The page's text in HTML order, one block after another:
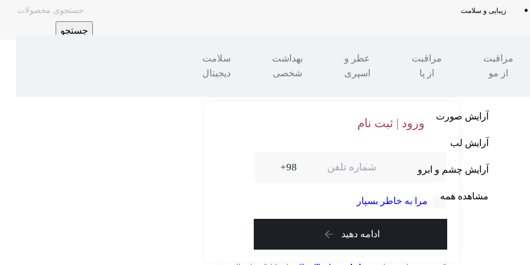
جستجو
زیبایی و سلامت
مراقبت
از مو
مراقبت
از پا
عطر و
اسپری
بهداشت
شخصی
سلامت
دیجیتال
آرایش صورت
آرایش لب
آرایش چشم و ابرو
مشاهده همه
ورود | ثبت نام
مرا به خاطر بسپار
ادامه دهید